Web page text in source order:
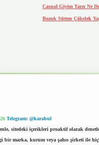
Casual Giyim Tarzı Ne
Bozuk Sütten Çökelek
Telegram: @karabul
sitedeki içerikleri proaktif olarak
marka, kurum veya şahıs şirketi ile